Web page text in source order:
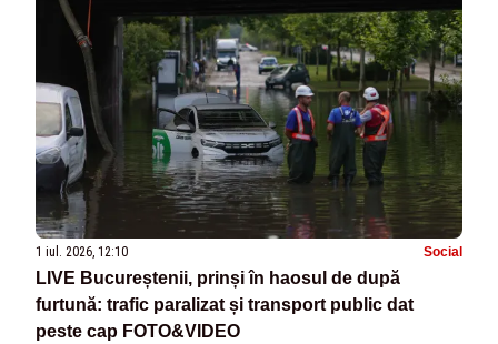
1 iul. 2026, 12:10 Social
LIVE Bucureștenii, prinși în haosul de după
furtună: trafic paralizat și transport public dat
peste cap FOTO&VIDEO